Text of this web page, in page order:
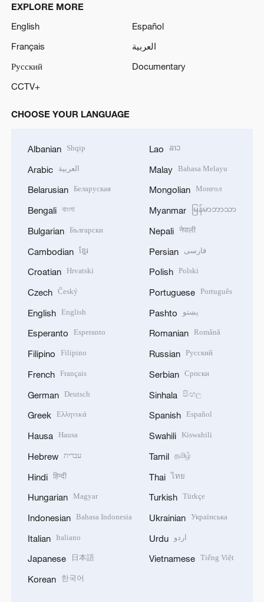
EXPLORE MORE
English
Español
Français
العربية
Русский
Documentary
CCTV+
CHOOSE YOUR LANGUAGE
Albanian Shqip
Arabic العربية
Belarusian Беларуская
Bengali বাংলা
Bulgarian Български
Cambodian ខ្មែរ
Croatian Hrvatski
Czech Český
English English
Esperanto Esperanto
Filipino Filipino
French Français
German Deutsch
Greek Ελληνικά
Hausa Hausa
Hebrew עברית
Hindi हिन्दी
Hungarian Magyar
Indonesian Bahasa Indonesia
Italian Italiano
Japanese 日本語
Korean 한국어
Lao ລາວ
Malay Bahasa Melayu
Mongolian Монгол
Myanmar မြန်မာဘာသာ
Nepali नेपाली
Persian فارسی
Polish Polski
Portuguese Português
Pashto پښتو
Romanian Română
Russian Русский
Serbian Српски
Sinhala සිංහල
Spanish Español
Swahili Kiswahili
Tamil தமிழ்
Thai ไทย
Turkish Türkçe
Ukrainian Українська
Urdu اردو
Vietnamese Tiếng Việt